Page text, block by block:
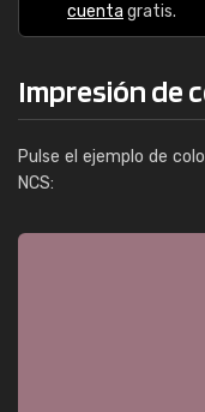
cuenta gratis.
Impresión de
Pulse el ejemplo de
NCS: